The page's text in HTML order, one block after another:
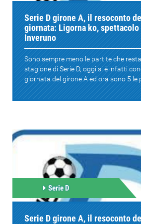
Serie D girone A, il resoconto
giornata: Ligorna ko,
Inveruno
Sono sempre meno le partite che
stagione di Serie D, oggi si è infatti
giornata del girone A ed ora sono 5 le
Serie D
Serie D girone A, il resoconto